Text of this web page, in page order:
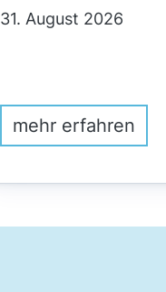
31. August 2026
mehr erfahren